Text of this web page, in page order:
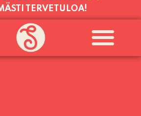
JÄLKEEN OLEMME
(PE-
LOPPUUN ASTI
TERVETULOA!